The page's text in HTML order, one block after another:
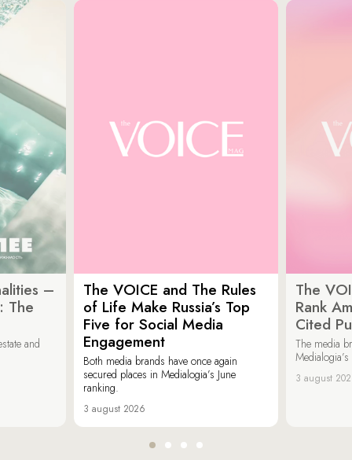
–
The
and
The VOICE and The Rules
of Life Make Russia’s Top
Five for Social Media
Engagement
Both media brands have once again
secured places in Medialogia’s June
ranking.
3 august 2026
The
Rank
Cited
The media
3 august